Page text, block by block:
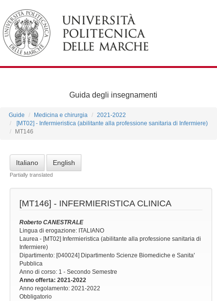
Guida degli insegnamenti
Guide Medicina e chirurgia
2021-2022
[MT02] - Infermieristica (abilitante alla professione sanitaria di Infermiere)
MT146
Italiano English
Partially translated
[MT146] - INFERMIERISTICA CLINICA
Roberto CANESTRALE
Lingua di erogazione: ITALIANO
Laurea - [MT02] Infermieristica (abilitante alla professione sanitaria di
Infermiere)
Dipartimento: [040024] Dipartimento Scienze Biomediche e Sanita'
Pubblica
Anno di corso: 1 - Secondo Semestre
Anno offerta: 2021-2022
Anno regolamento: 2021-2022
Obbligatorio